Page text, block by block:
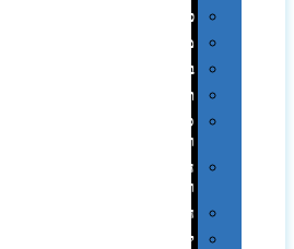
כובעים
מגבות
בקבוקים
תרמי
ספלים
וכוסות
הוקרה
ואומנות
חגים
יין